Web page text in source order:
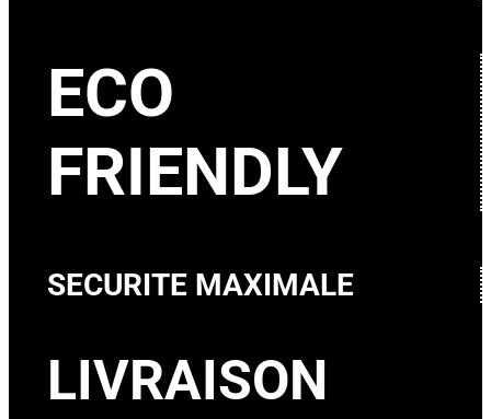
ECO
FRIENDLY
SECURITE MAXIMALE
LIVRAISON